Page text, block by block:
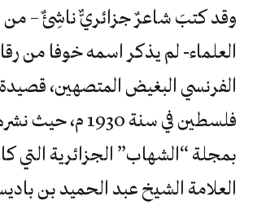
وقد كتبَ شاعرٌ جزائريٌّ ناشِئٌ –
العلماء- لم يذكر اسمه خوفا من
الفرنسي البغيض المتصهين،
فلسطين في سنة 1930
بمجلة “الشهاب” الجزائرية التي
العلامة الشيخ عبد الحميد بن